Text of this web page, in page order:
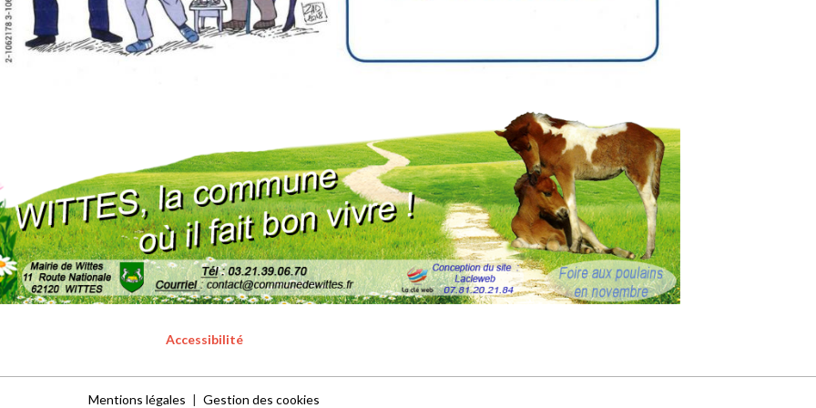
Accessibilité
Mentions légales Gestion des cookies